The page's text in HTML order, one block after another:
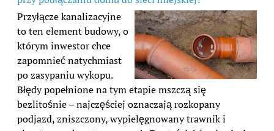
Przyłącze kanalizacyjne
to ten element budowy, o
którym inwestor chce
zapomnieć natychmiast
po zasypaniu wykopu.
Błędy popełnione na tym etapie mszczą się
bezlitośnie – najczęściej oznaczają rozkopany
podjazd, zniszczony, wypielęgnowany trawnik i